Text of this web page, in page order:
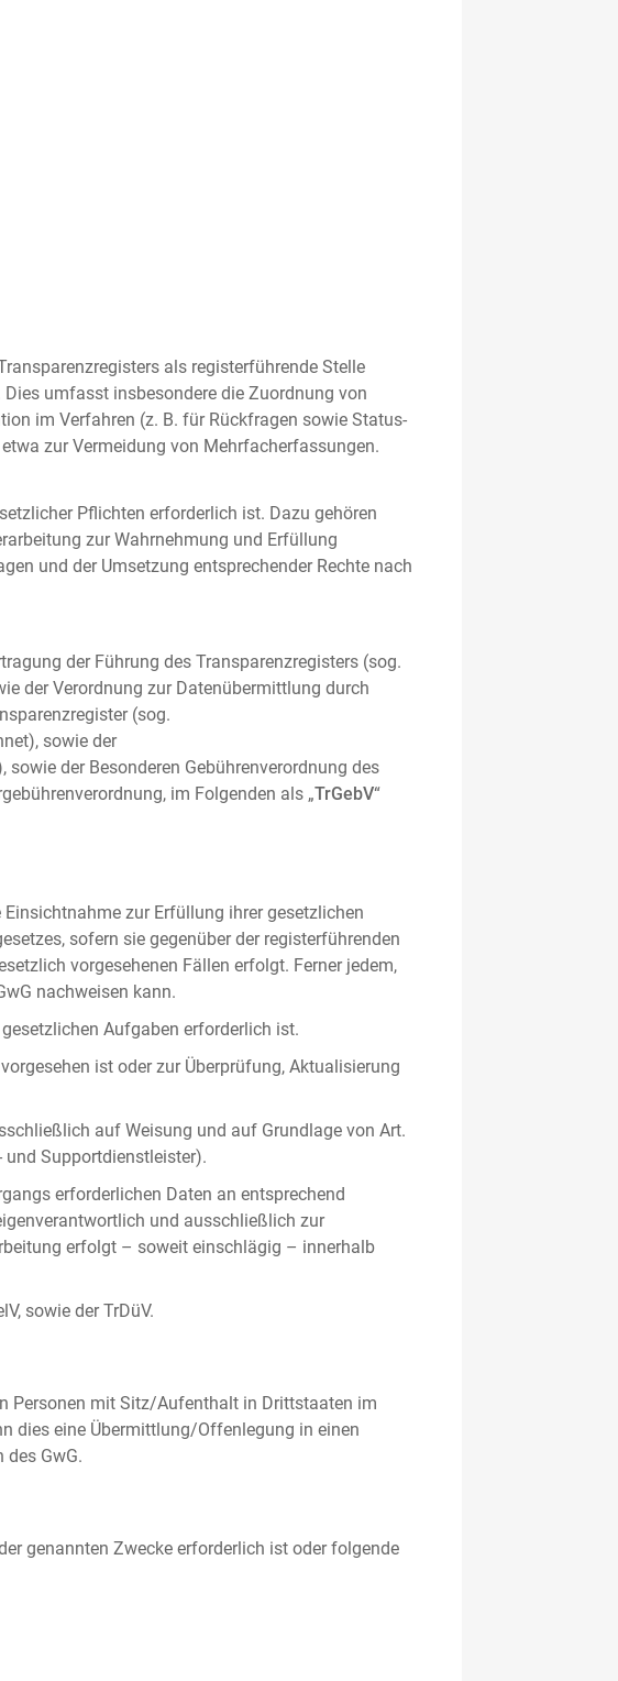
als registerführende Stelle
umfasst insbesondere die Zuordnung von
im Verfahren (z. B. für Rückfragen sowie Status-
zur Vermeidung von Mehrfacherfassungen.
Pflichten erforderlich ist. Dazu gehören
zur Wahrnehmung und Erfüllung
und der Umsetzung entsprechender Rechte nach
der Führung des Transparenzregisters (sog.
der Verordnung zur Datenübermittlung durch
(sog.
sowie der
sowie der Besonderen Gebührenverordnung des
im Folgenden als „TrGebV“
zur Erfüllung ihrer gesetzlichen
sofern sie gegenüber der registerführenden
vorgesehenen Fällen erfolgt. Ferner jedem,
nachweisen kann.
Aufgaben erforderlich ist.
ist oder zur Überprüfung, Aktualisierung
auf Weisung und auf Grundlage von Art.
und Supportdienstleister).
erforderlichen Daten an entsprechend
und ausschließlich zur
erfolgt – soweit einschlägig – innerhalb
sowie der TrDüV.
Personen mit Sitz/Aufenthalt in Drittstaaten im
dies eine Übermittlung/Offenlegung in einen
GwG.
genannten Zwecke erforderlich ist oder folgende